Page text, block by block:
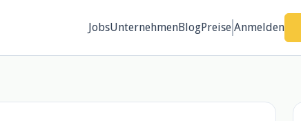
JobsUnternehmenBlogPreise Anmelden